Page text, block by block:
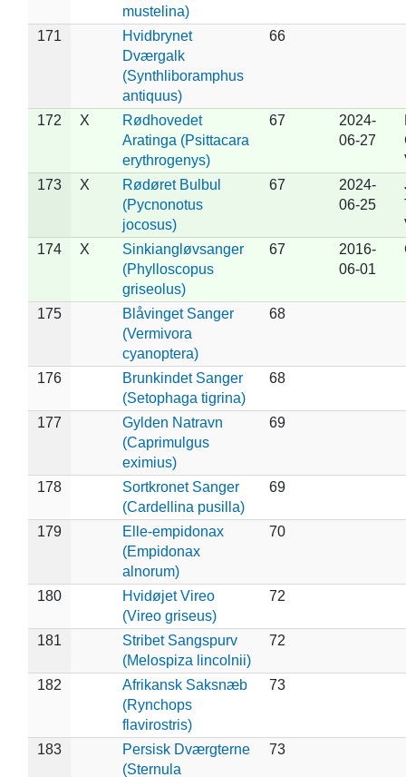
mustelina)
171
Hvidbrynet
Dværgalk
(Synthliboramphus
antiquus)
66
172 X
Rødhovedet
Aratinga (Psittacara
erythrogenys)
67
2024-
06-27
173
X
Rødøret Bulbul
(Pycnonotus
jocosus)
67
2024-
06-25
174
X
Sinkiangløvsanger
(Phylloscopus
griseolus)
67
2016-
06-01
175
Blåvinget Sanger
(Vermivora
cyanoptera)
68
176
Brunkindet Sanger
(Setophaga tigrina)
68
177
Gylden Natravn
(Caprimulgus
eximius)
69
178
Sortkronet Sanger
(Cardellina pusilla)
69
179
Elle-empidonax
(Empidonax
alnorum)
70
180
Hvidøjet Vireo
(Vireo griseus)
72
181
Stribet Sangspurv
(Melospiza lincolnii)
72
182
Afrikansk Saksnæb
(Rynchops
flavirostris)
73
183
Persisk Dværgterne
(Sternula
73